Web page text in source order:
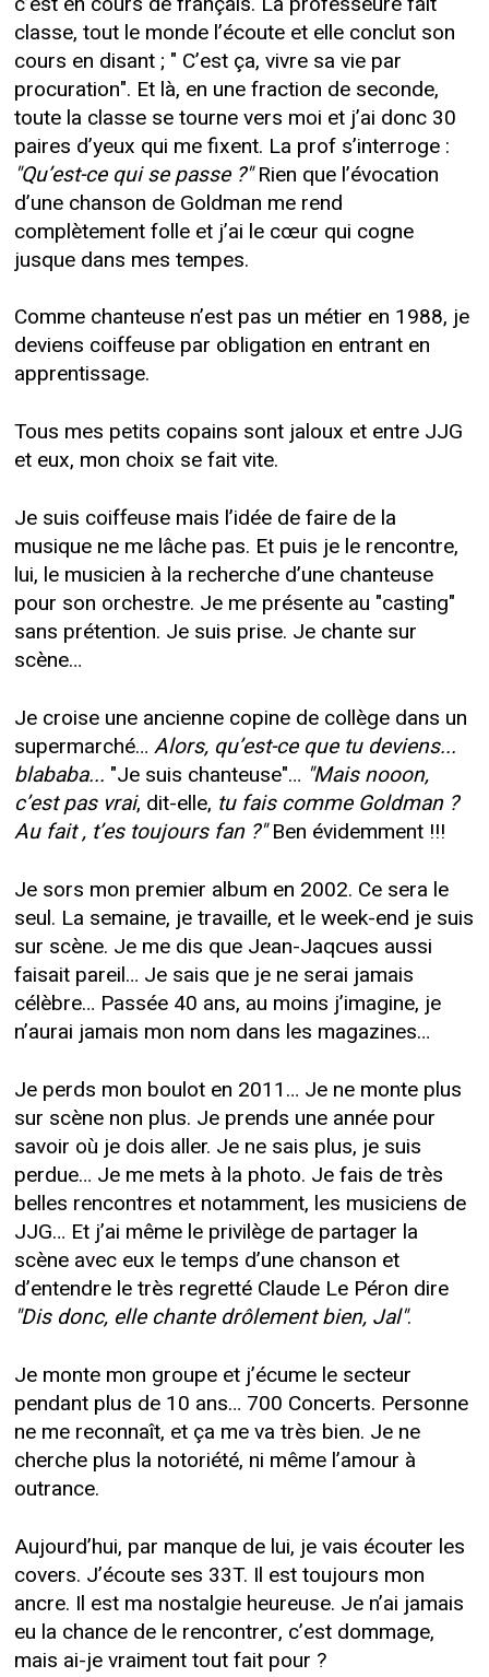
classe, tout le monde l’écoute et elle conclut son
cours en disant ; " C’est ça, vivre sa vie par
procuration". Et là, en une fraction de seconde,
toute la classe se tourne vers moi et j’ai donc 30
paires d’yeux qui me fixent. La prof s’interroge :
"Qu’est-ce qui se passe ?"Rien que l’évocation
d’une chanson de Goldman me rend
complètement folle et j’ai le cœur qui cogne
jusque dans mes tempes.
Comme chanteuse n’est pas un métier en 1988, je
deviens coiffeuse par obligation en entrant en
apprentissage.
Tous mes petits copains sont jaloux et entre JJG
et eux, mon choix se fait vite.
Je suis coiffeuse mais l’idée de faire de la
musique ne me lâche pas. Et puis je le rencontre,
lui, le musicien à la recherche d’une chanteuse
pour son orchestre. Je me présente au "casting"
sans prétention. Je suis prise. Je chante sur
scène…
Je croise une ancienne copine de collège dans un
supermarché… Alors, qu’est-ce que tu deviens...
blababa... "Je suis chanteuse"… "Mais nooon,
c’est pas vrai, dit-elle, tu fais comme Goldman ?
Au fait , t’es toujours fan ?"Ben évidemment !!!
Je sors mon premier album en 2002. Ce sera le
seul. La semaine, je travaille, et le week-end je suis
sur scène. Je me dis que Jean-Jaqcues aussi
faisait pareil… Je sais que je ne serai jamais
célèbre… Passée 40 ans, au moins j’imagine, je
n’aurai jamais mon nom dans les magazines…
Je perds mon boulot en 2011… Je ne monte plus
sur scène non plus. Je prends une année pour
savoir où je dois aller. Je ne sais plus, je suis
perdue… Je me mets à la photo. Je fais de très
belles rencontres et notamment, les musiciens de
JJG… Et j’ai même le privilège de partager la
scène avec eux le temps d’une chanson et
d’entendre le très regretté Claude Le Péron dire
"Dis donc, elle chante drôlement bien, Jal".
Je monte mon groupe et j’écume le secteur
pendant plus de 10 ans… 700 Concerts. Personne
ne me reconnaît, et ça me va très bien. Je ne
cherche plus la notoriété, ni même l’amour à
outrance.
Aujourd’hui, par manque de lui, je vais écouter les
covers. J’écoute ses 33T. Il est toujours mon
ancre. Il est ma nostalgie heureuse. Je n’ai jamais
eu la chance de le rencontrer, c’est dommage,
mais ai-je vraiment tout fait pour ?